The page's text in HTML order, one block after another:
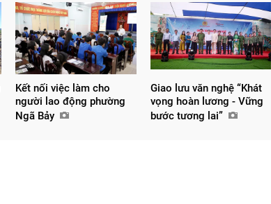
Kết nối việc làm cho
người lao động phường
Ngã Bảy
Giao lưu văn nghệ “Khát
vọng hoàn lương - Vững
bước tương lai”